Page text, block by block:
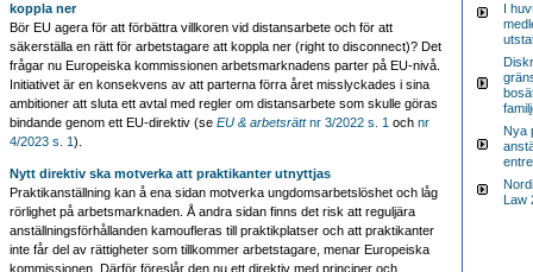
koppla ner
Bör EU agera för att förbättra villkoren vid distansarbete och för att
säkerställa en rätt för arbetstagare att koppla ner (right to disconnect)? Det
frågar nu Europeiska kommissionen arbetsmarknadens parter på EU-nivå.
Initiativet är en konsekvens av att parterna förra året misslyckades i sina
ambitioner att sluta ett avtal med regler om distansarbete som skulle göras
bindande genom ett EU-direktiv (se EU & arbetsrättnr 3/2022 s. 1 och nr
4/2023 s. 1).
Nytt direktiv ska motverka att praktikanter utnyttjas
Praktikanställning kan å ena sidan motverka ungdomsarbetslöshet och låg
rörlighet på arbetsmarknaden. Å andra sidan finns det risk att reguljära
anställningsförhållanden kamoufleras till praktikplatser och att praktikanter
inte får del av rättigheter som tillkommer arbetstagare, menar Europeiska
kommissionen. Därför föreslår den nu ett direktiv med principer och
I
Nya
Law